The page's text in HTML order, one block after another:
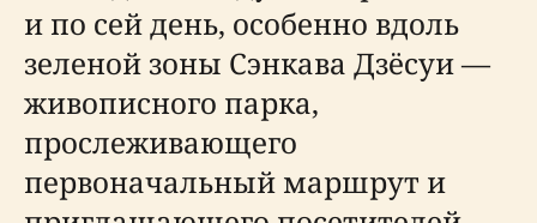
и по сей день, особенно вдоль
зеленой зоны Сэнкава Дзёсуи —
живописного парка,
прослеживающего
первоначальный маршрут и